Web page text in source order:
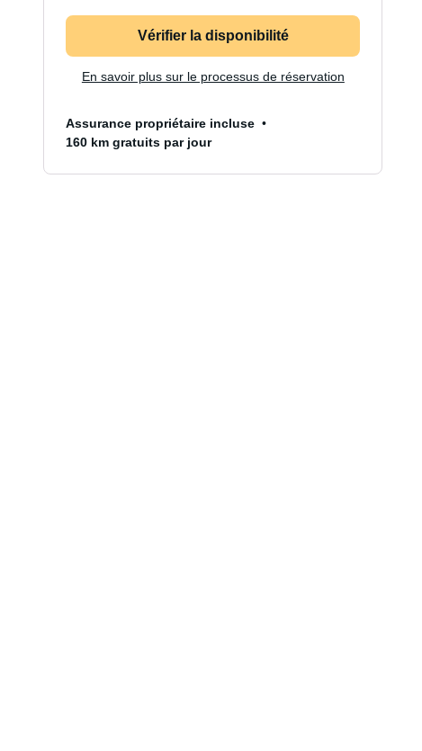
Vérifier la disponibilité
En savoir plus sur le processus de réservation
Assurance propriétaire incluse
160 km gratuits par jour